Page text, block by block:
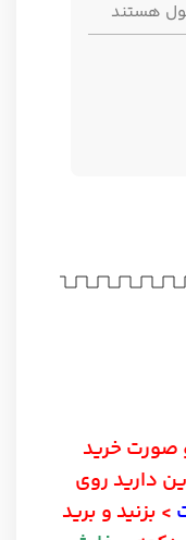
هستند
صورت خرید
دارید روی
> بزنید و برید